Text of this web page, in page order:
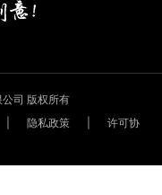
司 版权所有
隐私政策
许可协